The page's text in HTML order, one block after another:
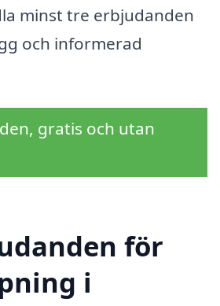
minst tre erbjudanden
och informerad
gratis och utan
för
i